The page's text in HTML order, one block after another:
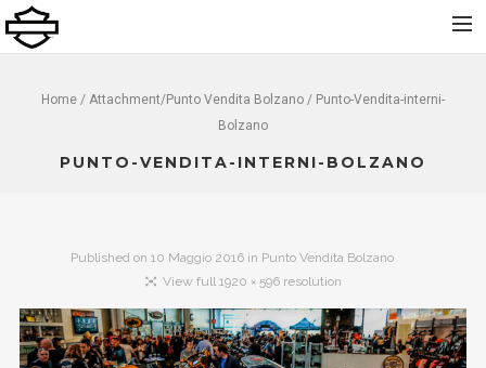
Nuovo
Abbigliamento e Accessori
Contatti
Home / Attachment/Punto Vendita Bolzano / Punto-Vendita-interni-
Bolzano
PUNTO-VENDITA-INTERNI-BOLZANO
Published on 10 Maggio 2016 in Punto Vendita Bolzano
View full 1920 × 596 resolution